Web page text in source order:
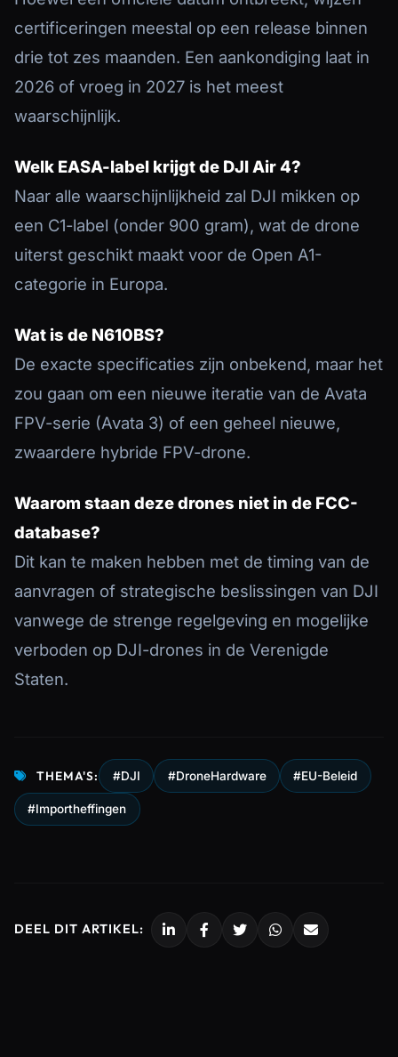
certificeringen meestal op een release binnen
drie tot zes maanden. Een aankondiging laat in
2026 of vroeg in 2027 is het meest
waarschijnlijk.
Welk EASA-label krijgt de DJI Air 4?
Naar alle waarschijnlijkheid zal DJI mikken op
een C1-label (onder 900 gram), wat de drone
uiterst geschikt maakt voor de Open A1-
categorie in Europa.
Wat is de N610BS?
De exacte specificaties zijn onbekend, maar het
zou gaan om een nieuwe iteratie van de Avata
FPV-serie (Avata 3) of een geheel nieuwe,
zwaardere hybride FPV-drone.
Waarom staan deze drones niet in de FCC-
database?
Dit kan te maken hebben met de timing van de
aanvragen of strategische beslissingen van DJI
vanwege de strenge regelgeving en mogelijke
verboden op DJI-drones in de Verenigde
Staten.
THEMA'S: #DJI #DroneHardware #EU-Beleid
#Importheffingen
DEEL DIT ARTIKEL: